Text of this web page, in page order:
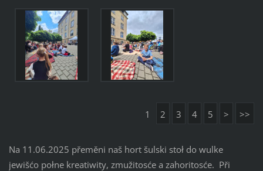
1 2 3 4 5 > >>
Na 11.06.2025 přeměni naš hort šulski stoł do wulke
jewišćo połne kreatiwity, zmužitosće a zahoritosće. Při